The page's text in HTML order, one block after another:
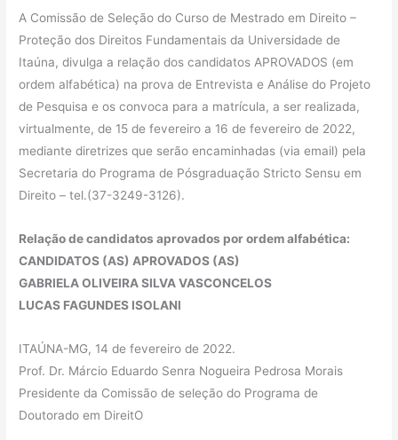
A Comissão de Seleção do Curso de Mestrado em Direito –
Proteção dos Direitos Fundamentais da Universidade de
Itaúna, divulga a relação dos candidatos APROVADOS (em
ordem alfabética) na prova de Entrevista e Análise do Projeto
de Pesquisa e os convoca para a matrícula, a ser realizada,
virtualmente, de 15 de fevereiro a 16 de fevereiro de 2022,
mediante diretrizes que serão encaminhadas (via email) pela
Secretaria do Programa de Pósgraduação Stricto Sensu em
Direito – tel.(37-3249-3126).
Relação de candidatos aprovados por ordem alfabética:
CANDIDATOS (AS) APROVADOS (AS)
GABRIELA OLIVEIRA SILVA VASCONCELOS
LUCAS FAGUNDES ISOLANI
ITAÚNA-MG, 14 de fevereiro de 2022.
Prof. Dr. Márcio Eduardo Senra Nogueira Pedrosa Morais
Presidente da Comissão de seleção do Programa de
Doutorado em DireitO